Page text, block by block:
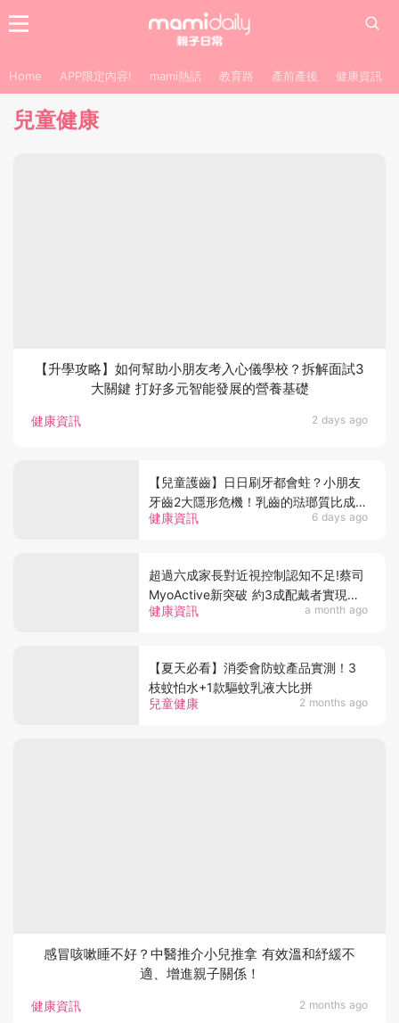
Home APP限定內容! mami熱話 教育路 產前產後 健康資訊
兒童健康
健康資訊 2 days ago
【升學攻略】如何幫助小朋友考入心儀學校？拆解面試3
大關鍵 打好多元智能發展的營養基礎
健康資訊 6 days ago
【兒童護齒】日日刷牙都會蛀？小朋友
牙齒2大隱形危機！乳齒的琺瑯質比成人
薄弱50%！選牙膏要睇含氟量！
健康資訊 a month ago
超過六成家長對近視控制認知不足!蔡司
MyoActive新突破 約3成配戴者實現近
視及眼軸雙回退
兒童健康 2 months ago
【夏天必看】消委會防蚊產品實測！3
枝蚊怕水+1款驅蚊乳液大比拼
健康資訊 2 months ago
感冒咳嗽睡不好？中醫推介小兒推拿 有效溫和紓緩不
適、增進親子關係！